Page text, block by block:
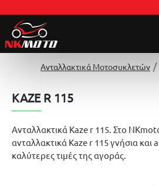
Ανταλλακτικά Μοτοσυκλετών
KAZE R 115
Ανταλλακτικά Kaze r 115. Στο
ανταλλακτικά Kaze r 115 γνήσια και
καλύτερες τιμές της αγοράς.